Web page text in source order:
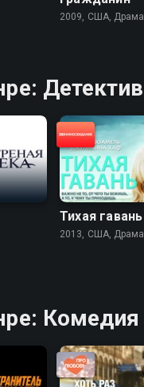
2009, США, Драма
Детектив
Тихая гавань
2013, США, Драма
Комедия